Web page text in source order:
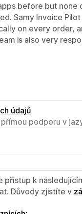
before but
Samy Invoice
on every order,
is also very
údajů
podporu v
přístup k
Důvody zjistíte v